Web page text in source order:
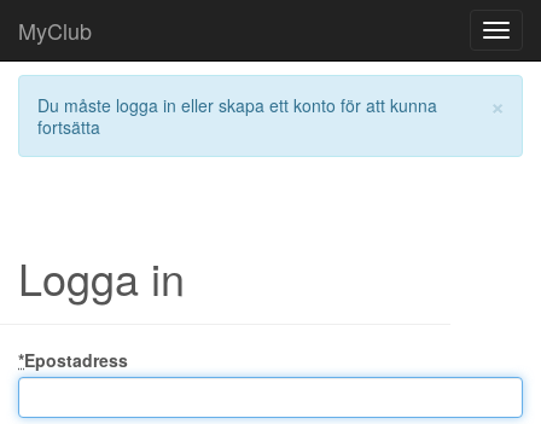
MyClub
×
Du måste logga in eller skapa ett konto för att kunna
fortsätta
Logga in
*Epostadress